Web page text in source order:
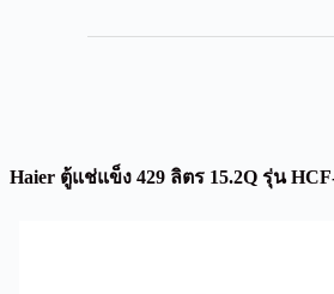
Haier ตู้แช่แข็ง 429 ลิตร 15.2Q รุ่น